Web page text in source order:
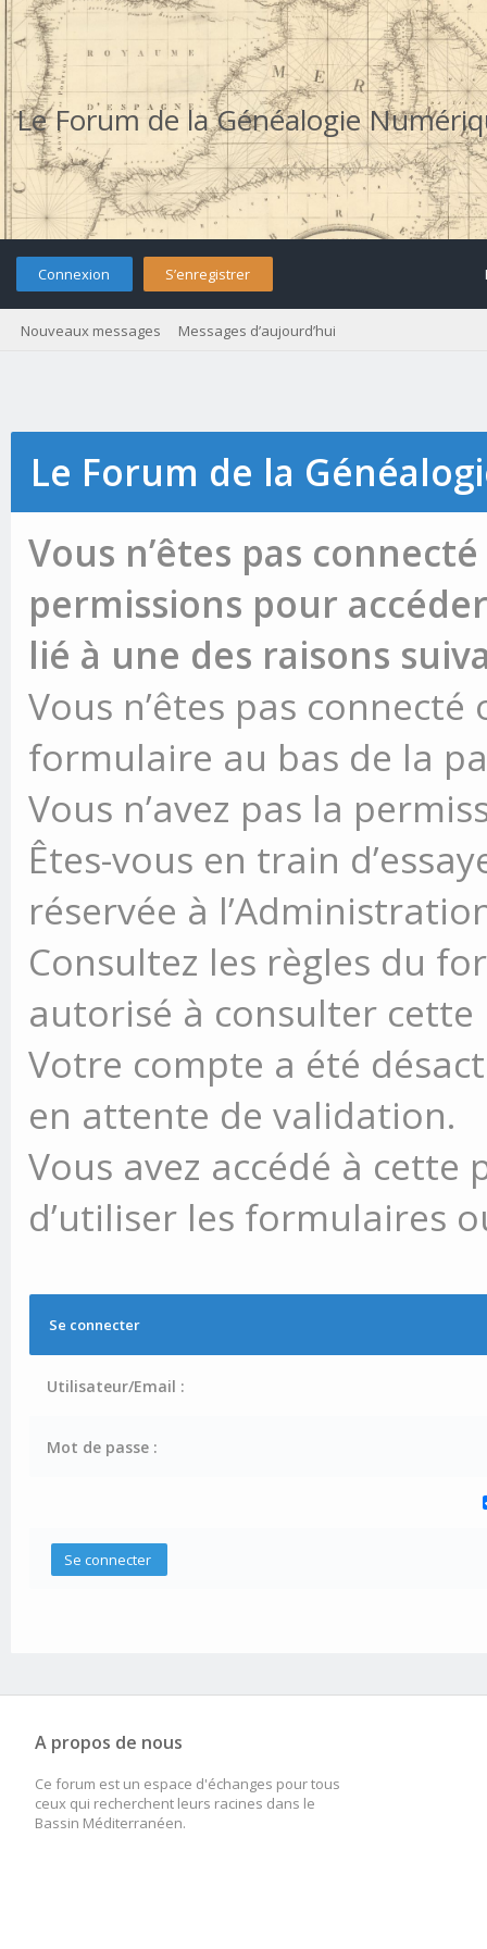
Le Forum de la Généalogie
Connexion S’enregistrer
Nouveaux messages Messages d’aujourd’hui
Le Forum de la
Vous n’êtes pas
permissions pour
lié à une des raisons
Vous n’êtes pas
formulaire au bas de la
Vous n’avez pas la
Êtes-vous en train
réservée à
Consultez les règles du
autorisé à consulter cette
Votre compte a été
en attente de validation.
Vous avez accédé à
d’utiliser les formulaires
Se connecter
Utilisateur/Email :
Mot de passe :
A propos de nous
Ce forum est un espace d'échanges pour tous
ceux qui recherchent leurs racines dans le
Bassin Méditerranéen.